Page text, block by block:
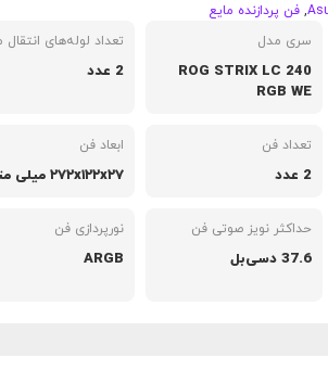
, فن پردازنده مایع
سری مدل
ROG STRIX LC 240
RGB WE
تعداد لوله‌های انتقال
2 عدد
تعداد فن
2 عدد
ابعاد فن
۲۷۲x۱۲۲x۲۷ میلی متر
حداکثر نویز صوتی فن
37.6 دسی‌بل
نورپردازی فن
ARGB